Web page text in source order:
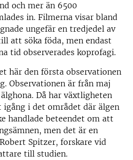
och mer än 6500
in. Filmerna visar bland
ungefär en tredjedel av
att söka föda, men endast
tid observerades koprofagi.
här den första observationen
Observationen är från maj
Då har växtligheten
i det området där älgen
handlade beteendet om att
men det är en
Spitzer, forskare vid
till studien.